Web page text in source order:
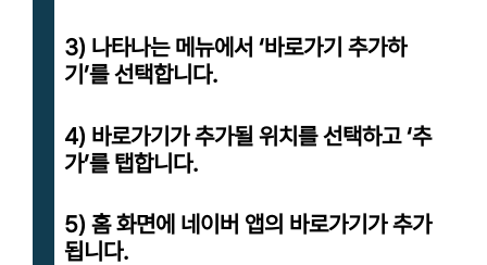
3) 나타나는 메뉴에서 ‘바로가기 추가하
기’를 선택합니다.
4) 바로가기가 추가될 위치를 선택하고 ‘추
가’를 탭합니다.
5) 홈 화면에 네이버 앱의 바로가기가 추가
됩니다.